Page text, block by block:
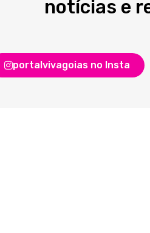
notícias e
portalvivagoias no Insta